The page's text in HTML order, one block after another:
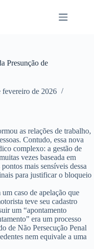
Presunção de
fevereiro de 2026
as relações de trabalho,
Contudo, essa nova
complexo: a gestão de
vezes baseada em
mais sensíveis dessa
para justificar o bloqueio
caso de apelação que
teve seu cadastro
um “apontamento
era um processo
de Não Persecução Penal
nem equivale a uma